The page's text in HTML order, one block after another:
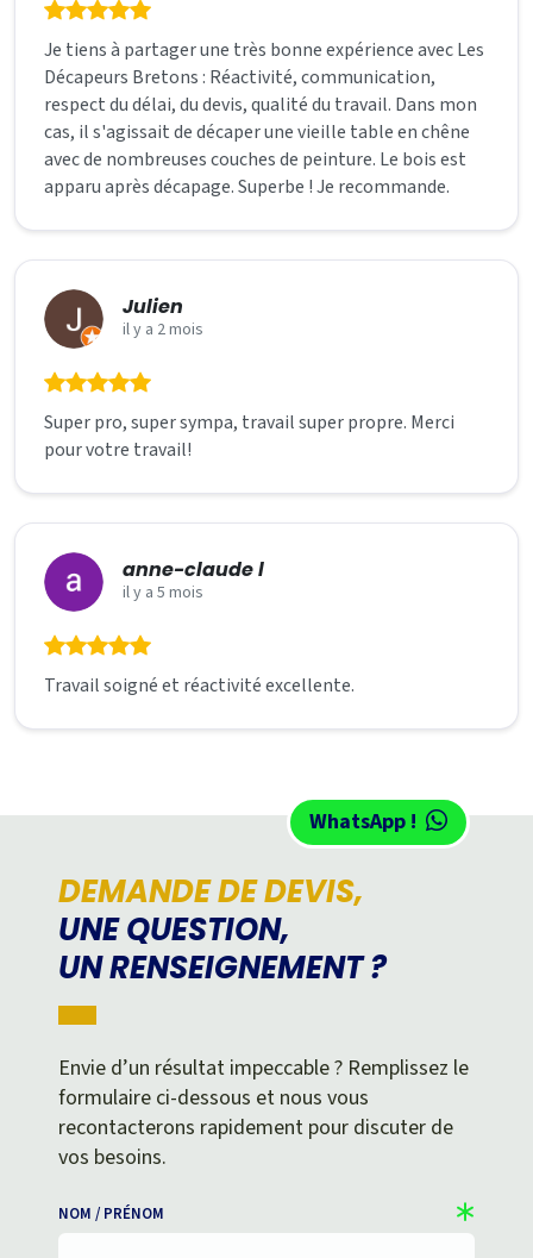
Je tiens à partager une très bonne expérience avec Les
Décapeurs Bretons : Réactivité, communication,
respect du délai, du devis, qualité du travail. Dans mon
cas, il s'agissait de décaper une vieille table en chêne
avec de nombreuses couches de peinture. Le bois est
apparu après décapage. Superbe ! Je recommande.
Julien
il y a 2 mois
Super pro, super sympa, travail super propre. Merci
pour votre travail!
anne-claude l
il y a 5 mois
Travail soigné et réactivité excellente.
DEMANDE DE DEVIS,
UNE QUESTION,
UN RENSEIGNEMENT ?
WhatsApp !
Envie d’un résultat impeccable ? Remplissez le
formulaire ci-dessous et nous vous
recontacterons rapidement pour discuter de
vos besoins.
NOM / PRÉNOM